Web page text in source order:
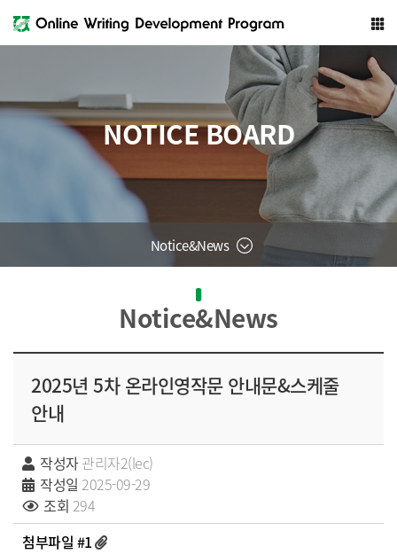
Notice&News
NOTICE BOARD
Notice&News
2025년 5차 온라인영작문 안내문&스케줄
안내
작성자관리자2(lec)
작성일 2025-09-29
조회 294
첨부파일 #1